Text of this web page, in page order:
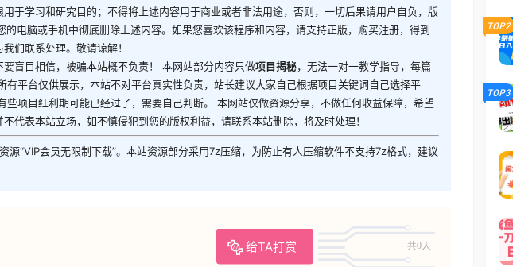
于学习和研究目的；不得将上述内容用于商业或者非法用途，否则，一切后果请用户自负，版
电脑或手机中彻底删除上述内容。如果您喜欢该程序和内容，请支持正版，购买注册，得到
们联系处理。敬请谅解！
盲目相信，被骗本站概不负责！ 本网站部分内容只做项目揭秘，无法一对一教学指导，每篇
平台仅供展示，本站不对平台真实性负责，站长建议大家自己根据项目关键词自己选择平
项目红利期可能已经过了，需要自己判断。 本网站仅做资源分享，不做任何收益保障，希望
代表本站立场，如不慎侵犯到您的版权利益，请联系本站删除，将及时处理！
源“VIP会员无限制下载”。本站资源部分采用7z压缩，为防止有人压缩软件不支持7z格式，建议
给TA打赏 共0人
TOP2
TOP3